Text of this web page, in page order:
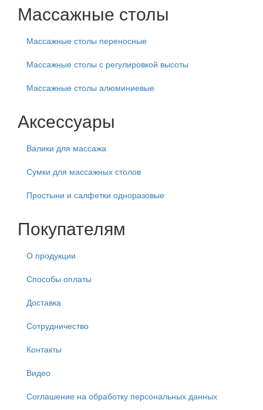
Массажные столы
Массажные столы переносные
Массажные столы с регулировкой высоты
Массажные столы алюминиевые
Аксессуары
Валики для массажа
Сумки для массажных столов
Простыни и салфетки одноразовые
Покупателям
О продукции
Способы оплаты
Доставка
Сотрудничество
Контакты
Видео
Соглашение на обработку персональных данных